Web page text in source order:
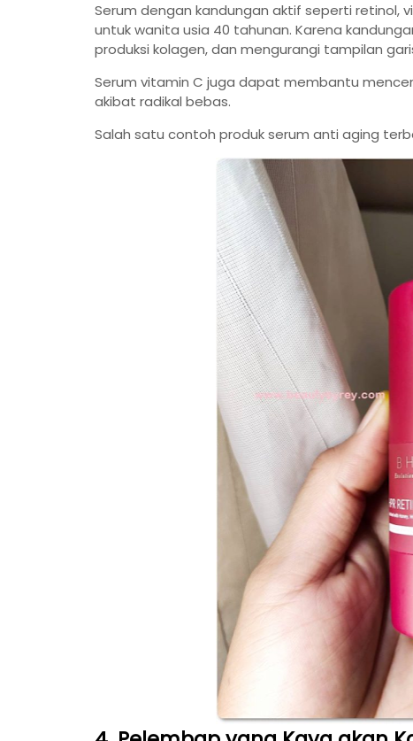
Serum dengan kandungan aktif seperti
untuk wanita usia 40 tahunan. Karena
produksi kolagen, dan mengurangi tampilan
Serum vitamin C juga dapat membantu
akibat radikal bebas.
Salah satu contoh produk serum anti aging